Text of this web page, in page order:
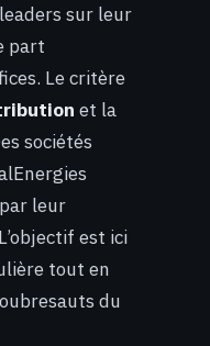
sur leur
part
Le critère
et la
sociétés
leur
est ici
tout en
du